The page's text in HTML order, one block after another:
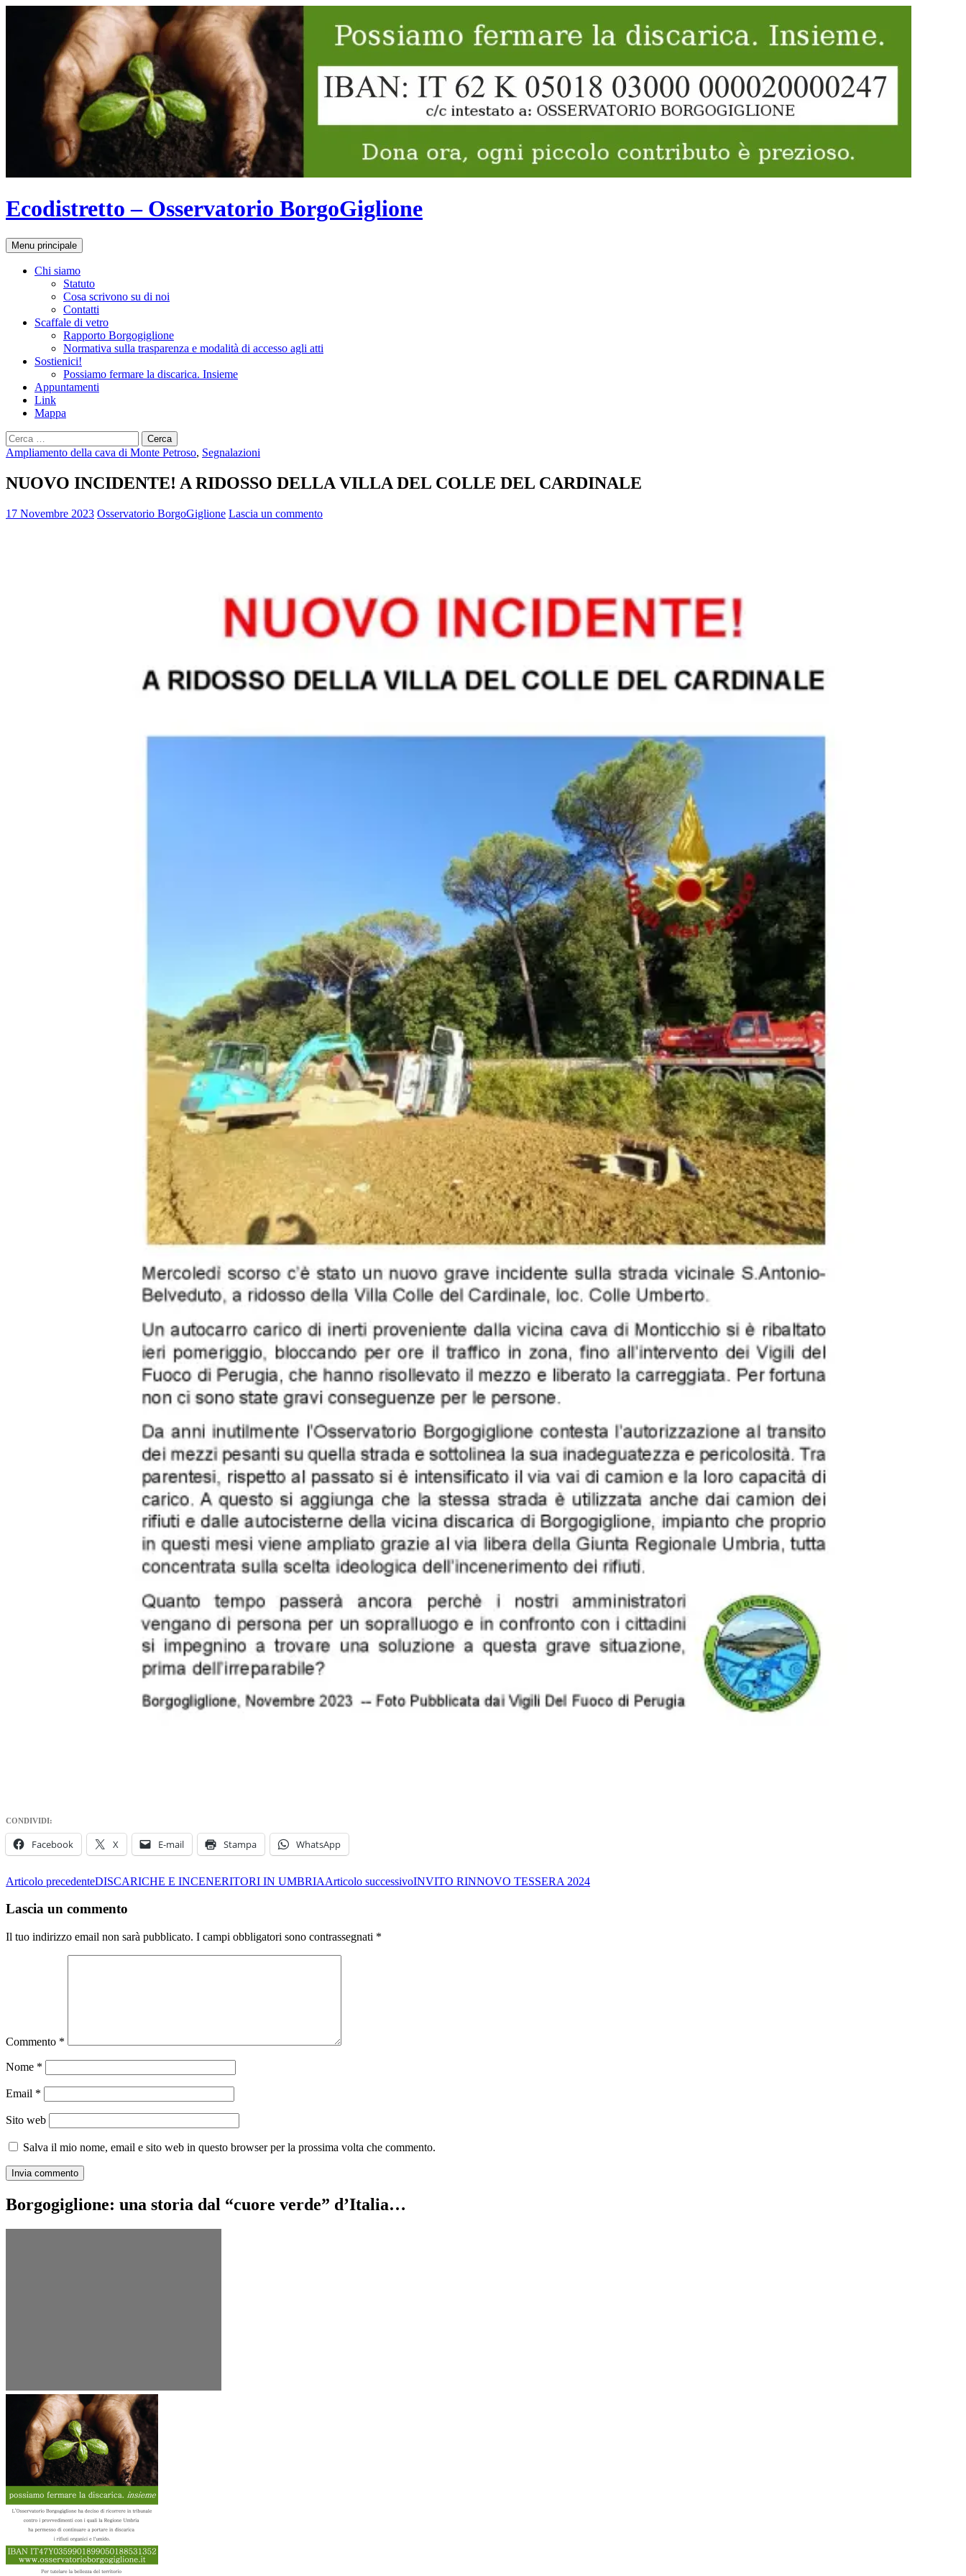
Ecodistretto – Osservatorio BorgoGiglione
Cerca
Menu principale
Chi siamo
Statuto
Cosa scrivono su di noi
Contatti
Scaffale di vetro
Rapporto Borgogiglione
Normativa sulla trasparenza e modalità di accesso agli atti
Sostienici!
Possiamo fermare la discarica. Insieme
Appuntamenti
Link
Mappa
Ricerca
per:
Ampliamento della cava di Monte Petroso, Segnalazioni
NUOVO INCIDENTE! A RIDOSSO DELLA VILLA DEL COLLE DEL CARDINALE
17 Novembre 2023 Osservatorio BorgoGiglione Lascia un commento
CONDIVIDI:
Facebook X E-mail Stampa WhatsApp
Navigazione
articolo
Articolo precedenteDISCARICHE E INCENERITORI IN UMBRIAArticolo successivoINVITO RINNOVO TESSERA 2024
Lascia un commento
Il tuo indirizzo email non sarà pubblicato. I campi obbligatori sono contrassegnati *
Commento *
Nome *
Email *
Sito web
Salva il mio nome, email e sito web in questo browser per la prossima volta che commento.
Borgogiglione: una storia dal “cuore verde” d’Italia…